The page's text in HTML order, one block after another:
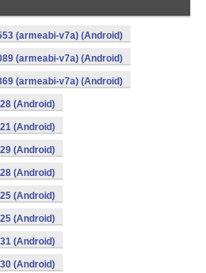
(armeabi-v7a) (Android)
(armeabi-v7a) (Android)
(armeabi-v7a) (Android)
(Android)
(Android)
(Android)
(Android)
(Android)
(Android)
(Android)
(Android)